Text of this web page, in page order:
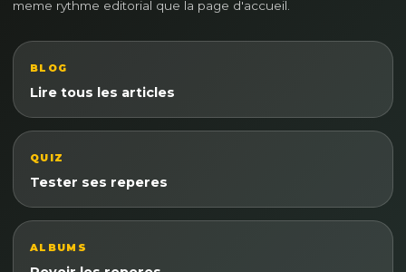
meme rythme editorial que la page d'accueil.
BLOG
Lire tous les articles
QUIZ
Tester ses reperes
ALBUMS